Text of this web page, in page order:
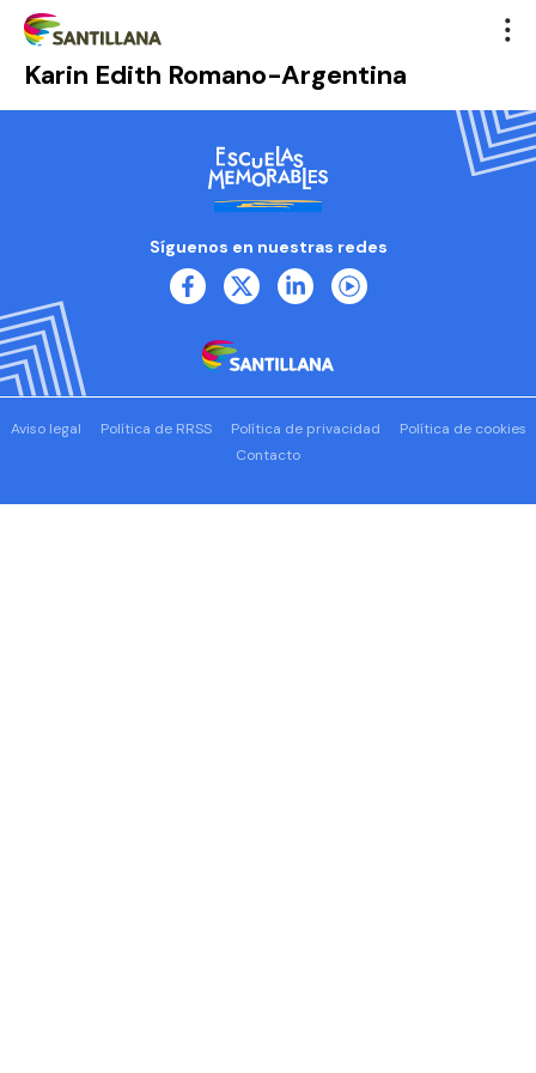
Karin Edith Romano-Argentina
Síguenos en nuestras redes
Aviso legal Política de RRSS Política de privacidad
Política de cookies
Contacto